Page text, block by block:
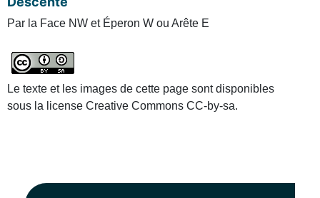
Par la Face NW et Éperon W ou Arête E
Le texte et les images de cette page sont disponibles
sous la license Creative Commons CC-by-sa.